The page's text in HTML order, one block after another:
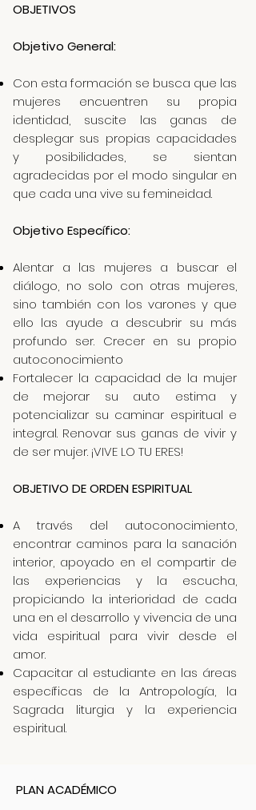
OBJETIVOS
Objetivo General:
Con esta formación se busca que las
mujeres encuentren su propia
identidad, suscite las ganas de
desplegar sus propias capacidades
y posibilidades, se sientan
agradecidas por el modo singular en
que cada una vive su femineidad.
Objetivo Específico:
Alentar a las mujeres a buscar el
diálogo, no solo con otras mujeres,
sino también con los varones y que
ello las ayude a descubrir su más
profundo ser. Crecer en su propio
autoconocimiento
Fortalecer la capacidad de la mujer
de mejorar su auto estima y
potencializar su caminar espiritual e
integral. Renovar sus ganas de vivir y
de ser mujer. ¡VIVE LO TU ERES!
OBJETIVO DE ORDEN ESPIRITUAL
A través del autoconocimiento,
encontrar caminos para la sanación
interior, apoyado en el compartir de
las experiencias y la escucha,
propiciando la interioridad de cada
una en el desarrollo y vivencia de una
vida espiritual para vivir desde el
amor.
Capacitar al estudiante en las áreas
específicas de la Antropología, la
Sagrada liturgia y la experiencia
espiritual.
PLAN ACADÉMICO